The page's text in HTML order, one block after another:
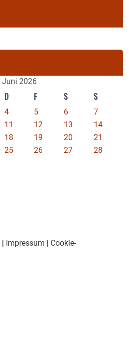
Juni 2026
D F S S
4 5 6
7
11 12 13
14
18 19 20
21
25 26 27
28
| Impressum | Cookie-